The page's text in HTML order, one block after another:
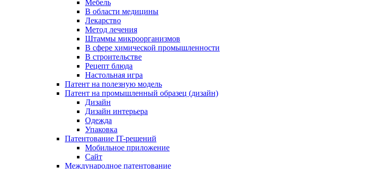
Мебель
В области медицины
Лекарство
Метод лечения
Штаммы микроорганизмов
В сфере химической промышленности
В строительстве
Рецепт блюда
Настольная игра
Патент на полезную модель
Патент на промышленный образец (дизайн)
Дизайн
Дизайн интерьера
Одежда
Упаковка
Патентование IT-решений
Мобильное приложение
Сайт
Международное патентование